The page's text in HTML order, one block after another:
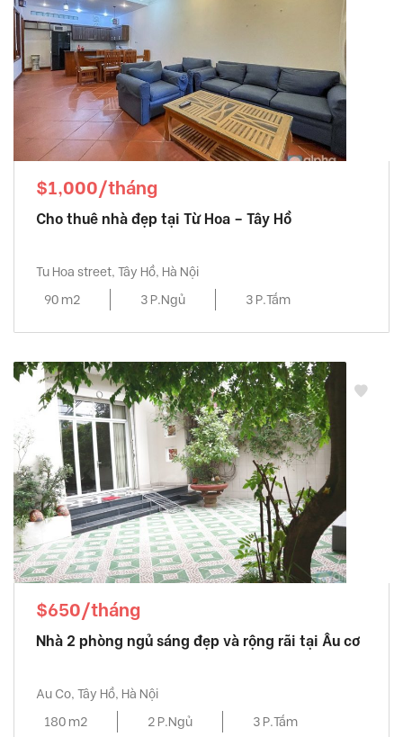
$1,000/tháng
Cho thuê nhà đẹp tại Từ Hoa – Tây Hồ
Tu Hoa street, Tây Hồ, Hà Nội
90 m2
3 P.Ngủ 3 P.Tắm
$650/tháng
Nhà 2 phòng ngủ sáng đẹp và rộng rãi tại Âu cơ
Au Co, Tây Hồ, Hà Nội
180 m2
2 P.Ngủ 3 P.Tắm